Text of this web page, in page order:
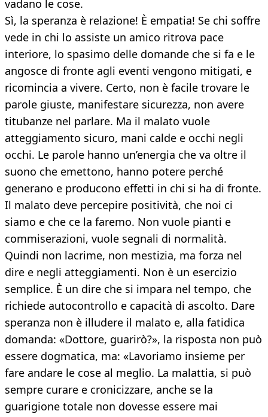
vadano le cose.
Sì, la speranza è relazione! È empatia! Se chi soffre
vede in chi lo assiste un amico ritrova pace
interiore, lo spasimo delle domande che si fa e le
angosce di fronte agli eventi vengono mitigati, e
ricomincia a vivere. Certo, non è facile trovare le
parole giuste, manifestare sicurezza, non avere
titubanze nel parlare. Ma il malato vuole
atteggiamento sicuro, mani calde e occhi negli
occhi. Le parole hanno un’energia che va oltre il
suono che emettono, hanno potere perché
generano e producono effetti in chi si ha di fronte.
Il malato deve percepire positività, che noi ci
siamo e che ce la faremo. Non vuole pianti e
commiserazioni, vuole segnali di normalità.
Quindi non lacrime, non mestizia, ma forza nel
dire e negli atteggiamenti. Non è un esercizio
semplice. È un dire che si impara nel tempo, che
richiede autocontrollo e capacità di ascolto. Dare
speranza non è illudere il malato e, alla fatidica
domanda: «Dottore, guarirò?», la risposta non può
essere dogmatica, ma: «Lavoriamo insieme per
fare andare le cose al meglio. La malattia, si può
sempre curare e cronicizzare, anche se la
guarigione totale non dovesse essere mai